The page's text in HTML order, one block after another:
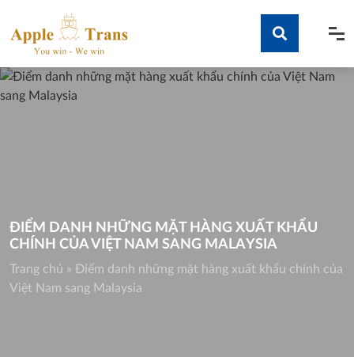
content
Tìm kiếm
ĐIỂM DANH NHỮNG MẶT HÀNG XUẤT KHẨU
CHÍNH CỦA VIỆT NAM SANG MALAYSIA
Trang chủ » Điểm danh những mặt hàng xuất khẩu chính của
Việt Nam sang Malaysia